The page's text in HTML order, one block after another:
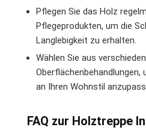
Pflegen Sie das Holz
Pflegeprodukten, um die
Langlebigkeit zu erhalten.
Wählen Sie aus
Oberflächenbehandlungen,
an Ihren Wohnstil
FAQ zur Holztreppe